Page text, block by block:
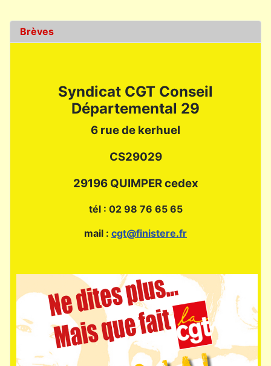
Brèves
Syndicat CGT Conseil
Départemental 29
6 rue de kerhuel
CS29029
29196 QUIMPER cedex
tél : 02 98 76 65 65
mail : cgt@finistere.fr